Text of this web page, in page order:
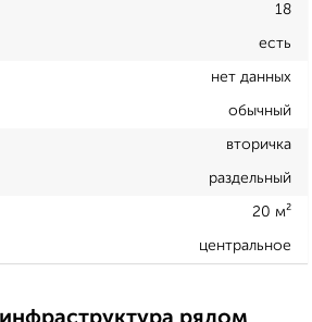
18
есть
нет данных
обычный
вторичка
раздельный
20 м²
центральное